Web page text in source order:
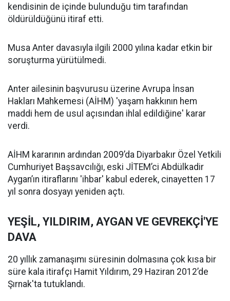
kendisinin de içinde bulunduğu tim tarafından
öldürüldüğünü itiraf etti.
Musa Anter davasıyla ilgili 2000 yılına kadar etkin bir
soruşturma yürütülmedi.
Anter ailesinin başvurusu üzerine Avrupa İnsan
Hakları Mahkemesi (AİHM) 'yaşam hakkının hem
maddi hem de usul açısından ihlal edildiğine' karar
verdi.
AİHM kararının ardından 2009’da Diyarbakır Özel Yetkili
Cumhuriyet Başsavcılığı, eski JİTEM’ci Abdülkadir
Aygan’ın itiraflarını 'ihbar' kabul ederek, cinayetten 17
yıl sonra dosyayı yeniden açtı.
YEŞİL, YILDIRIM, AYGAN VE GEVREKÇİ'YE
DAVA
20 yıllık zamanaşımı süresinin dolmasına çok kısa bir
süre kala itirafçı Hamit Yıldırım, 29 Haziran 2012’de
Şırnak'ta tutuklandı.